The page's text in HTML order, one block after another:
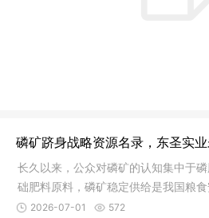
磷矿跻身战略资源名录，东圣实
长久以来，公众对磷矿的认知集中于
础肥料原料，磷矿稳定供给是我国粮
例》的正式实施，也标志着磷矿从传
2026-07-01 572